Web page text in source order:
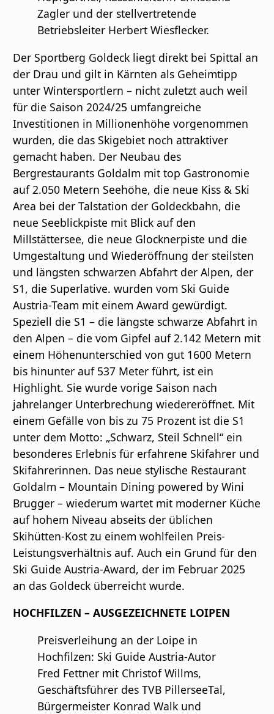
Zagler und der stellvertretende
Betriebsleiter Herbert Wiesflecker.
Der Sportberg Goldeck liegt direkt bei Spittal an
der Drau und gilt in Kärnten als Geheimtipp
unter Wintersportlern – nicht zuletzt auch weil
für die Saison 2024/25 umfangreiche
Investitionen in Millionenhöhe vorgenommen
wurden, die das Skigebiet noch attraktiver
gemacht haben. Der Neubau des
Bergrestaurants Goldalm mit top Gastronomie
auf 2.050 Metern Seehöhe, die neue Kiss & Ski
Area bei der Talstation der Goldeckbahn, die
neue Seeblickpiste mit Blick auf den
Millstättersee, die neue Glocknerpiste und die
Umgestaltung und Wiederöffnung der steilsten
und längsten schwarzen Abfahrt der Alpen, der
S1, die Superlative. wurden vom Ski Guide
Austria-Team mit einem Award gewürdigt.
Speziell die S1 – die längste schwarze Abfahrt in
den Alpen – die vom Gipfel auf 2.142 Metern mit
einem Höhenunterschied von gut 1600 Metern
bis hinunter auf 537 Meter führt, ist ein
Highlight. Sie wurde vorige Saison nach
jahrelanger Unterbrechung wiedereröffnet. Mit
einem Gefälle von bis zu 75 Prozent ist die S1
unter dem Motto: „Schwarz, Steil Schnell“ ein
besonderes Erlebnis für erfahrene Skifahrer und
Skifahrerinnen. Das neue stylische Restaurant
Goldalm – Mountain Dining powered by Wini
Brugger – wiederum wartet mit moderner Küche
auf hohem Niveau abseits der üblichen
Skihütten-Kost zu einem wohlfeilen Preis-
Leistungsverhältnis auf. Auch ein Grund für den
Ski Guide Austria-Award, der im Februar 2025
an das Goldeck überreicht wurde.
HOCHFILZEN – AUSGEZEICHNETE LOIPEN
Preisverleihung an der Loipe in
Hochfilzen: Ski Guide Austria-Autor
Fred Fettner mit Christof Willms,
Geschäftsführer des TVB PillerseeTal,
Bürgermeister Konrad Walk und